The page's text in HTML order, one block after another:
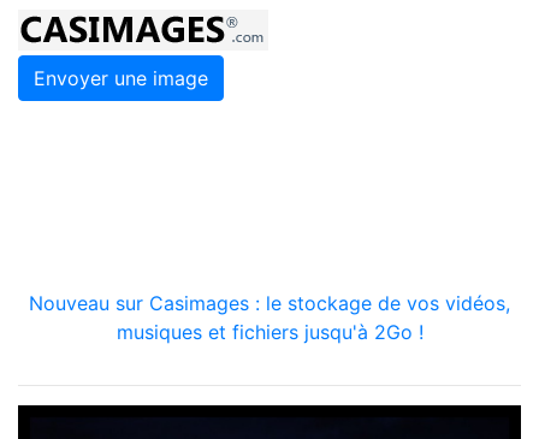
Envoyer une image
Nouveau sur Casimages : le stockage de vos vidéos,
musiques et fichiers jusqu'à 2Go !